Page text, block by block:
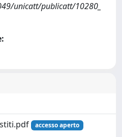
unicatt/publicatt/10280_
accesso aperto